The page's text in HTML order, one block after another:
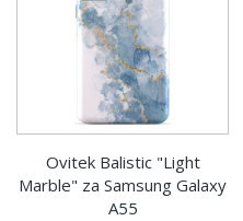
Ovitek Balistic "Light
Marble" za Samsung Galaxy
A55